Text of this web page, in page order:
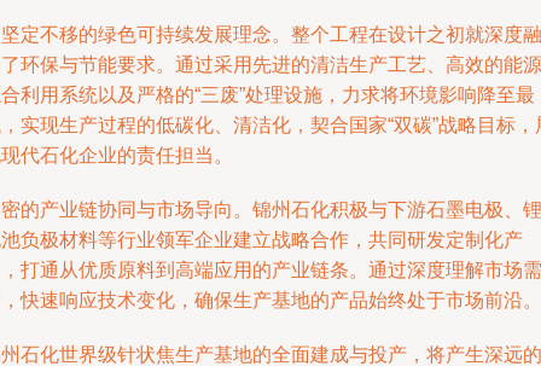
定不移的绿色可持续发展理念。整个工程在设计之初就深度融
环保与节能要求。通过采用先进的清洁生产工艺、高效的能源
利用系统以及严格的“三废”处理设施，力求将环境影响降至最
实现生产过程的低碳化、清洁化，契合国家“双碳”战略目标，
代石化企业的责任担当。
的产业链协同与市场导向。锦州石化积极与下游石墨电极、锂
负极材料等行业领军企业建立战略合作，共同研发定制化产
打通从优质原料到高端应用的产业链条。通过深度理解市场需
快速响应技术变化，确保生产基地的产品始终处于市场前沿。
石化世界级针状焦生产基地的全面建成与投产，将产生深远的